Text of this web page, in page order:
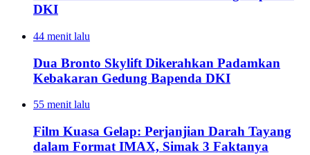
DKI
44 menit lalu
Dua Bronto Skylift Dikerahkan Padamkan
Kebakaran Gedung Bapenda DKI
55 menit lalu
Film Kuasa Gelap: Perjanjian Darah Tayang
dalam Format IMAX, Simak 3 Faktanya